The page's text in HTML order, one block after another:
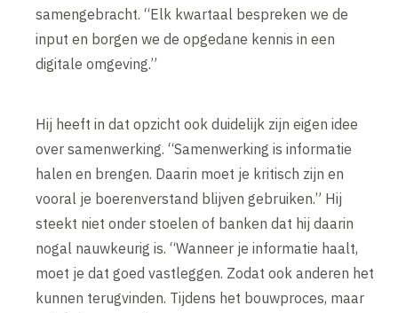
samengebracht. “Elk kwartaal bespreken we de
input en borgen we de opgedane kennis in een
digitale omgeving.”
Hij heeft in dat opzicht ook duidelijk zijn eigen idee
over samenwerking. “Samenwerking is informatie
halen en brengen. Daarin moet je kritisch zijn en
vooral je boerenverstand blijven gebruiken.” Hij
steekt niet onder stoelen of banken dat hij daarin
nogal nauwkeurig is. “Wanneer je informatie haalt,
moet je dat goed vastleggen. Zodat ook anderen het
kunnen terugvinden. Tijdens het bouwproces, maar